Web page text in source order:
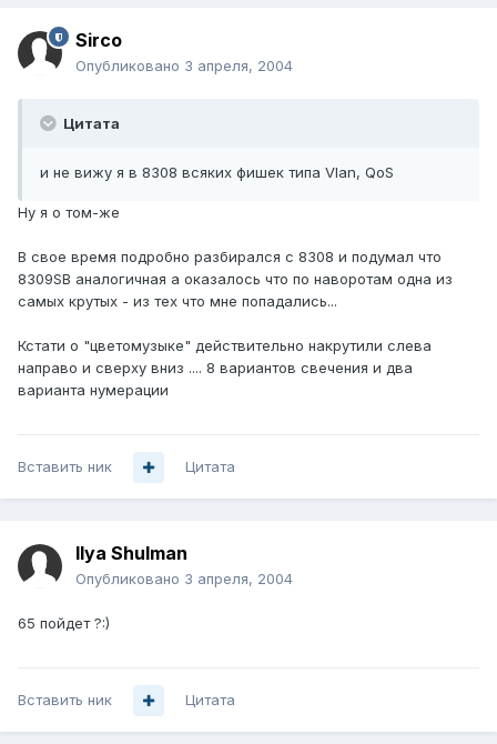
Sirco
Опубликовано 3 апреля, 2004
Цитата
и не вижу я в 8308 всяких фишек типа Vlan, QoS
Ну я о том-же
В свое время подробно разбирался с 8308 и подумал что
8309SB аналогичная а оказалось что по наворотам одна из
самых крутых - из тех что мне попадались...
Кстати о "цветомузыке" действительно накрутили слева
направо и сверху вниз .... 8 вариантов свечения и два
варианта нумерации
Вставить ник Цитата
Ilya Shulman
Опубликовано 3 апреля, 2004
65 пойдет ?:)
Вставить ник Цитата